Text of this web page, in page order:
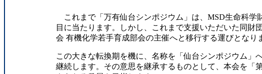
これまで「万有仙台シンポジウム」は、MSD生命科学
目に当たります。しかし、これまで支援いただいた同財
会 有機化学若手育成部会の主催へと移行する運びとなり
この大きな転換期を機に、名称を「仙台シンポジウム
継続します。その意思を継承するものとして、本会を「